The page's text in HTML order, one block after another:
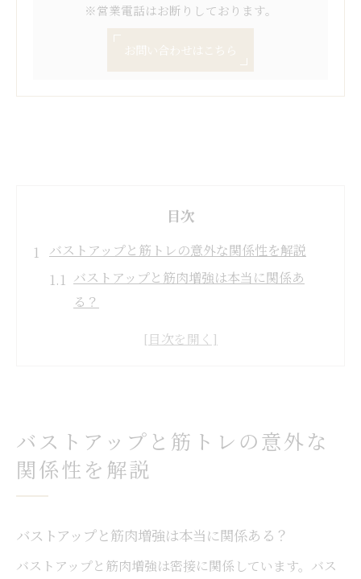
※営業電話はお断りしております。
お問い合わせはこちら
目次
バストアップと筋トレの意外な関係性を解説
バストアップと筋肉増強は本当に関係あ
る？
バストアップを目指す筋トレの基礎知識
胸筋を鍛えるだけではバストアップできない理
由
バストアップに必要な他の筋肉や要素とは
バストアップと筋トレの意外な
関係性を解説
バストアップと筋肉増強は本当に関係ある？
バストアップと筋肉増強は密接に関係しています。バス